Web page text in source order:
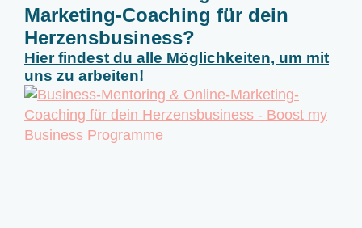
Marketing-Coaching für dein
Herzensbusiness?
Hier findest du alle Möglichkeiten, um mit
uns zu arbeiten!